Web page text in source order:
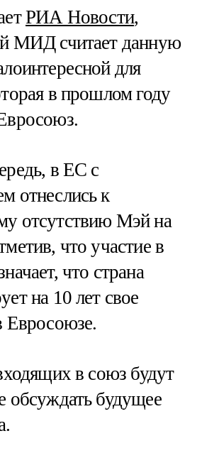
РИА Новости,
МИД считает данную
для
в прошлом году
в ЕС с
отнеслись к
отсутствию Мэй на
что участие в
что страна
на 10 лет свое
Евросоюзе.
в союз будут
обсуждать будущее